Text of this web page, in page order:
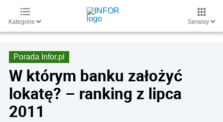
Kategorie Serwisy
Porada Infor.pl
W którym banku założyć
lokatę? – ranking z lipca
2011